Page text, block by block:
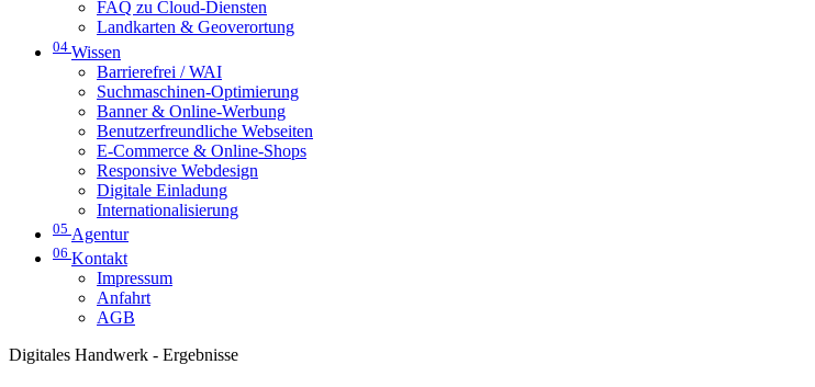
FAQ zu Cloud-Diensten
Landkarten & Geoverortung
04 Wissen
Barrierefrei / WAI
Suchmaschinen-Optimierung
Banner & Online-Werbung
Benutzerfreundliche Webseiten
E-Commerce & Online-Shops
Responsive Webdesign
Digitale Einladung
Internationalisierung
05 Agentur
06 Kontakt
Impressum
Anfahrt
AGB
Digitales Handwerk - Ergebnisse